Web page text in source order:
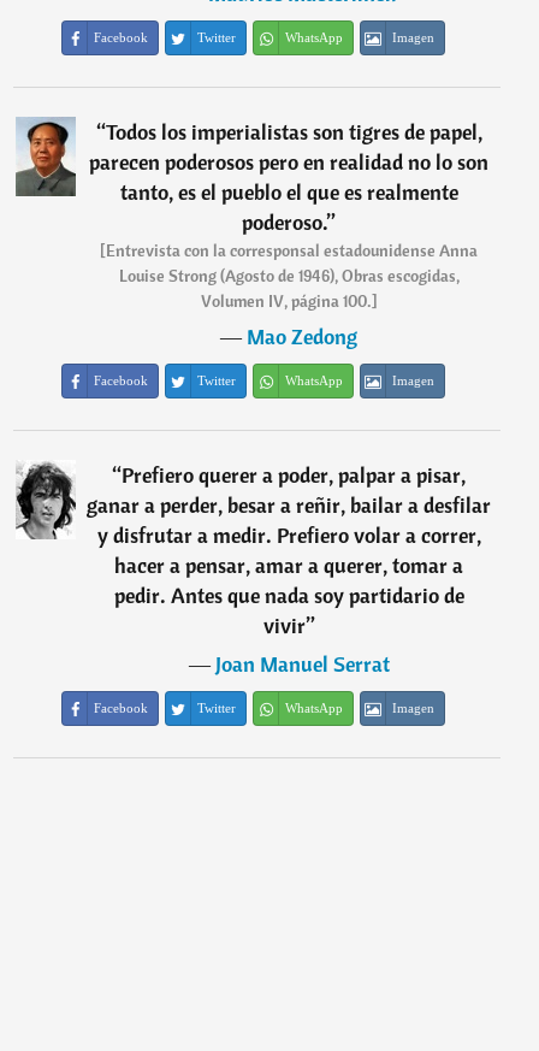
Facebook Twitter WhatsApp Imagen
“Todos los imperialistas son tigres de papel,
parecen poderosos pero en realidad no lo son
tanto, es el pueblo el que es realmente
poderoso.”
[Entrevista con la corresponsal estadounidense Anna
Louise Strong (Agosto de 1946), Obras escogidas,
Volumen IV, página 100.]
―Mao Zedong
Facebook Twitter WhatsApp Imagen
“Prefiero querer a poder, palpar a pisar,
ganar a perder, besar a reñir, bailar a desfilar
y disfrutar a medir. Prefiero volar a correr,
hacer a pensar, amar a querer, tomar a
pedir. Antes que nada soy partidario de
vivir”
―Joan Manuel Serrat
Facebook Twitter WhatsApp Imagen